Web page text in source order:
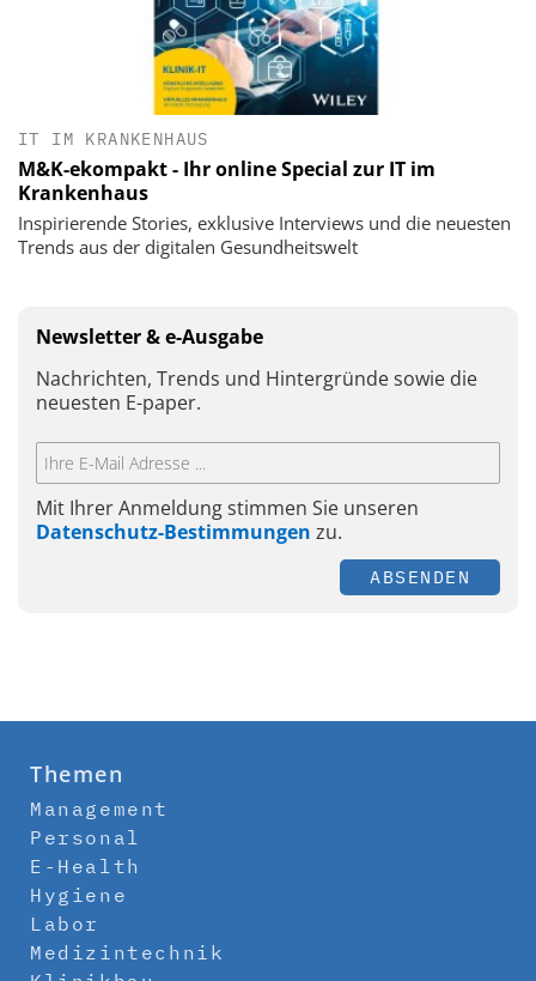
IT IM KRANKENHAUS
M&K-ekompakt - Ihr online Special zur IT im
Krankenhaus
Inspirierende Stories, exklusive Interviews und die neuesten
Trends aus der digitalen Gesundheitswelt
Newsletter & e-Ausgabe
Nachrichten, Trends und Hintergründe sowie die
neuesten E-paper.
Mit Ihrer Anmeldung stimmen Sie unseren
Datenschutz-Bestimmungen zu.
ABSENDEN
Themen
Management
Personal
E-Health
Hygiene
Labor
Medizintechnik